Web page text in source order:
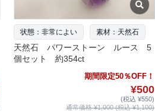
状態：非常によい 素材：天然石
天然石 パワーストーン ルース 5
個セット 約354ct
期間限定50％OFF！
¥500
(税込 ¥550)
通常価格 ¥1,000 (税込 ¥1,100)